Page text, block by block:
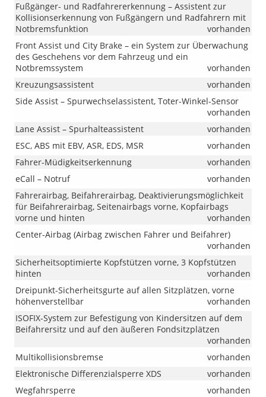
Fußgänger- und Radfahrererkennung – Assistent zur
Kollisionserkennung von Fußgängern und Radfahrern mit
Notbremsfunktion
vorhanden
Front Assist und City Brake – ein System zur Überwachung
des Geschehens vor dem Fahrzeug und ein
Notbremssystem
vorhanden
Kreuzungsassistent
vorhanden
Side Assist – Spurwechselassistent, Toter-Winkel-Sensor
vorhanden
Lane Assist – Spurhalteassistent
vorhanden
ESC, ABS mit EBV, ASR, EDS, MSR
vorhanden
Fahrer-Müdigkeitserkennung
vorhanden
eCall – Notruf
vorhanden
Fahrerairbag, Beifahrerairbag, Deaktivierungsmöglichkeit
für Beifahrerairbag, Seitenairbags vorne, Kopfairbags
vorne und hinten
vorhanden
Center-Airbag (Airbag zwischen Fahrer und Beifahrer)
vorhanden
Sicherheitsoptimierte Kopfstützen vorne, 3 Kopfstützen
hinten
vorhanden
Dreipunkt-Sicherheitsgurte auf allen Sitzplätzen, vorne
höhenverstellbar
vorhanden
ISOFIX-System zur Befestigung von Kindersitzen auf dem
Beifahrersitz und auf den äußeren Fondsitzplätzen
vorhanden
Multikollisionsbremse
vorhanden
Elektronische Differenzialsperre XDS
vorhanden
Wegfahrsperre
vorhanden